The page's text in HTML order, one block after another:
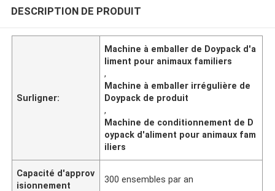
DESCRIPTION DE PRODUIT
Surligner:
Machine à emballer de Doypack d'a
liment pour animaux familiers
,
Machine à emballer irrégulière de
Doypack de produit
,
Machine de conditionnement de D
oypack d'aliment pour animaux fam
iliers
Capacité d'approv
isionnement
300 ensembles par an